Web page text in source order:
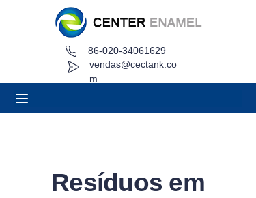
vendas@cectank.co
m
86-020-34061629
Resíduos em
Sobre